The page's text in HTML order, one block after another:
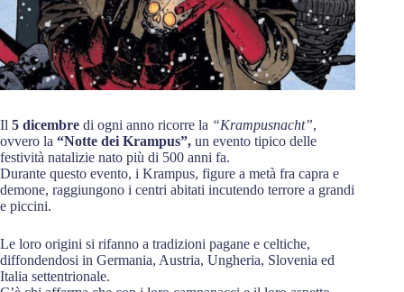
Il 5 dicembre di ogni anno ricorre la “Krampusnacht”,
ovvero la “Notte dei Krampus”, un evento tipico delle
festività natalizie nato più di 500 anni fa.
Durante questo evento, i Krampus, figure a metà fra capra e
demone, raggiungono i centri abitati incutendo terrore a grandi
e piccini.
Le loro origini si rifanno a tradizioni pagane e celtiche,
diffondendosi in Germania, Austria, Ungheria, Slovenia ed
Italia settentrionale.